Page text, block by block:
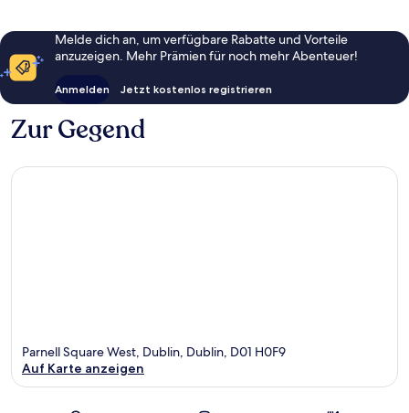
Melde dich an, um verfügbare Rabatte und Vorteile
anzuzeigen. Mehr Prämien für noch mehr Abenteuer!
Anmelden Jetzt kostenlos registrieren
Zur Gegend
Parnell Square West, Dublin, Dublin, D01 H0F9
Auf Karte anzeigen